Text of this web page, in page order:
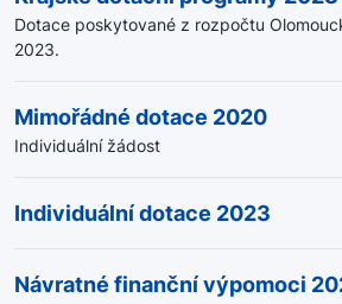
Dotace poskytované z rozpočtu
2023.
Mimořádné dotace 2020
Individuální žádost
Individuální dotace 2023
Návratné finanční výpomoci